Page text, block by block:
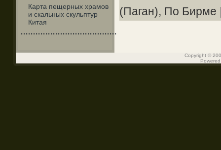
Карта пещерных храмов
и скальных скульптур
Китая
·······································
(Паган), По Бирме
Copyright ©